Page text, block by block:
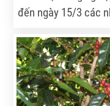
đến ngày 15/3 các
tấn đường.